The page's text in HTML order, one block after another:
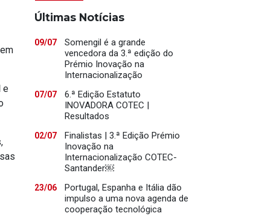
e
Últimas Notícias
09/07
Somengil é a grande
vencedora da 3.ª edição do
Prémio Inovação na
Internacionalização
07/07
6.ª Edição Estatuto
INOVADORA COTEC |
Resultados
02/07
Finalistas | 3.ª Edição Prémio
Inovação na
Internacionalização COTEC-
Santander￼
23/06
Portugal, Espanha e Itália dão
impulso a uma nova agenda de
cooperação tecnológica